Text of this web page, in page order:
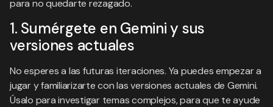
para no quedarte rezagado.
1. Sumérgete en Gemini y sus
versiones actuales
No esperes a las futuras iteraciones. Ya puedes empezar a
jugar y familiarizarte con las versiones actuales de Gemini.
Úsalo para investigar temas complejos, para que te ayude